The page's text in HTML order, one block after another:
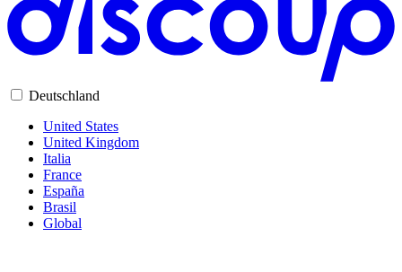
Deutschland
United States
United Kingdom
Italia
France
España
Brasil
Global